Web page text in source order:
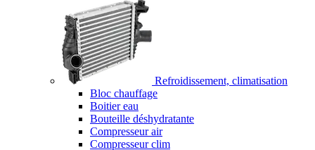
Refroidissement, climatisation
Bloc chauffage
Boitier eau
Bouteille déshydratante
Compresseur air
Compresseur clim